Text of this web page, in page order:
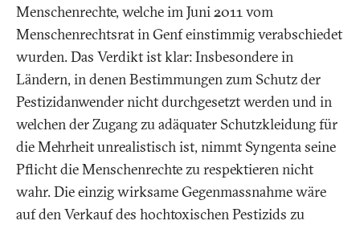
Menschenrechte, welche im Juni 2011 vom
Menschenrechtsrat in Genf einstimmig verabschiedet
wurden. Das Verdikt ist klar: Insbesondere in
Ländern, in denen Bestimmungen zum Schutz der
Pestizidanwender nicht durchgesetzt werden und in
welchen der Zugang zu adäquater Schutzkleidung für
die Mehrheit unrealistisch ist, nimmt Syngenta seine
Pflicht die Menschenrechte zu respektieren nicht
wahr. Die einzig wirksame Gegenmassnahme wäre
auf den Verkauf des hochtoxischen Pestizids zu